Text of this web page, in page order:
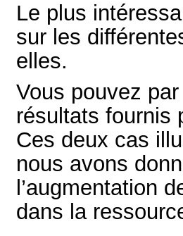
Le plus
sur les
elles.
Vous pouvez
résultats fournis
Ces deux cas
nous avons
l’augmentation
dans la